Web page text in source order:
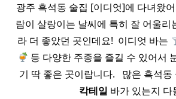
광주 흑석동 술집 [이디엇]에 다녀왔
람이 살랑이는 날씨에 특히 잘 어울리
라 더 좋았던 곳인데요! ​ 이디엇 바는
등 다양한 주종을 즐길 수 있어서
기 딱 좋은 곳이랍니다. ​ ​ 많은 흑석동
칵테일 바가 있는지